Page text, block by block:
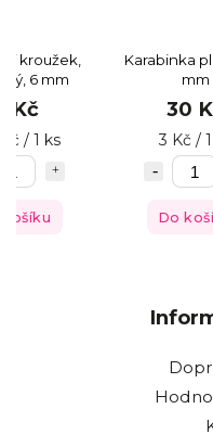
kroužek,
6 mm
Kč
/ 1 ks
Karabinka
mm
30
3 Kč /
Do